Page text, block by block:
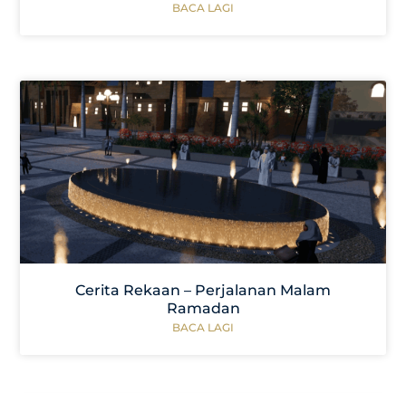
BACA LAGI
Cerita Rekaan – Perjalanan Malam
Ramadan
BACA LAGI